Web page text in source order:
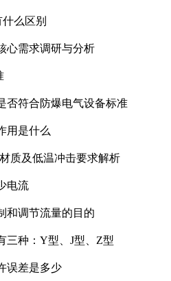
么区别
心需求调研与分析
否符合防爆电气设备标准
用是什么
质及低温冲击要求解析
电流
和调节流量的目的
三种：Y型、J型、Z型
误差是多少